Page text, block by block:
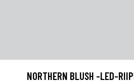
NORTHERN BLUSH -LED-